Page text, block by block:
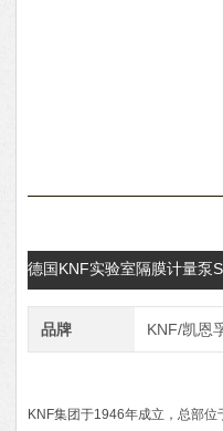
德国KNF实验室隔膜计量泵
品牌 KNF/凯恩
KNF集团于1946年成立，总部